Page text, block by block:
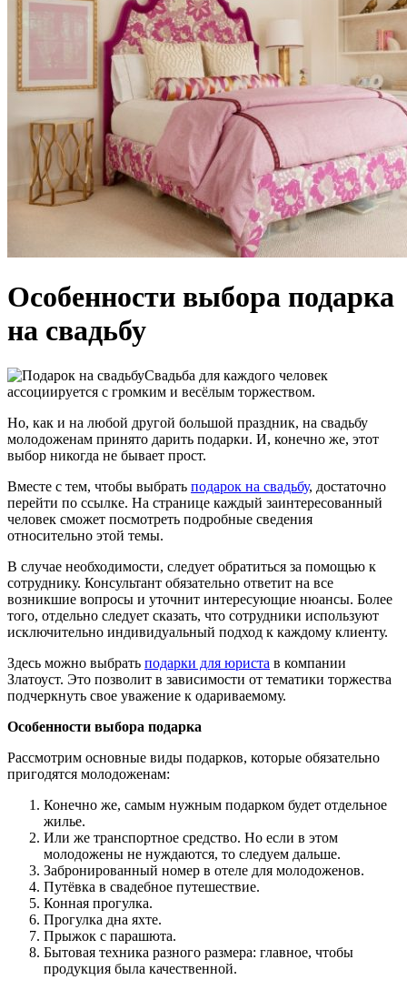
Особенности выбора подарка
на свадьбу
Свадьба для каждого человек
ассоциируется с громким и весёлым торжеством.
Но, как и на любой другой большой праздник, на свадьбу
молодоженам принято дарить подарки. И, конечно же, этот
выбор никогда не бывает прост.
Вместе с тем, чтобы выбрать подарок на свадьбу, достаточно
перейти по ссылке. На странице каждый заинтересованный
человек сможет посмотреть подробные сведения
относительно этой темы.
В случае необходимости, следует обратиться за помощью к
сотруднику. Консультант обязательно ответит на все
возникшие вопросы и уточнит интересующие нюансы. Более
того, отдельно следует сказать, что сотрудники используют
исключительно индивидуальный подход к каждому клиенту.
Здесь можно выбрать подарки для юриста в компании
Златоуст. Это позволит в зависимости от тематики торжества
подчеркнуть свое уважение к одариваемому.
Особенности выбора подарка
Рассмотрим основные виды подарков, которые обязательно
пригодятся молодоженам:
Конечно же, самым нужным подарком будет отдельное
жилье.
Или же транспортное средство. Но если в этом
молодожены не нуждаются, то следуем дальше.
Забронированный номер в отеле для молодоженов.
Путёвка в свадебное путешествие.
Конная прогулка.
Прогулка дна яхте.
Прыжок с парашюта.
Бытовая техника разного размера: главное, чтобы
продукция была качественной.